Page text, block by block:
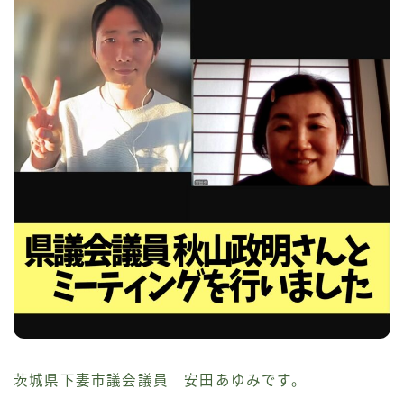
茨城県下妻市議会議員 安田あゆみです。